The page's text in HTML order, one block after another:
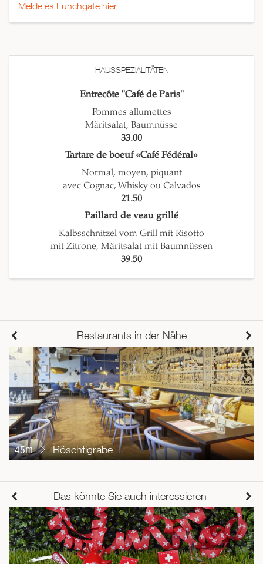
Melde es Lunchgate hier
HAUSSPEZIALITÄTEN
Entrecôte "Café de Paris"
Pommes allumettes
Märitsalat, Baumnüsse
33.00
Tartare de boeuf «Café Fédéral»
Normal, moyen, piquant
avec Cognac, Whisky ou Calvados
21.50
Paillard de veau grillé
Kalbsschnitzel vom Grill mit Risotto
mit Zitrone, Märitsalat mit Baumnüssen
39.50
Restaurants in der Nähe
45m Röschtigrabe
Das könnte Sie auch interessieren